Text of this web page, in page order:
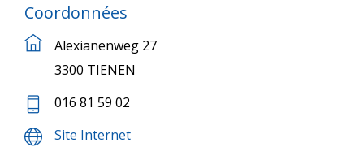
Coordonnées
Alexianenweg 27
3300 TIENEN
016 81 59 02
Site Internet